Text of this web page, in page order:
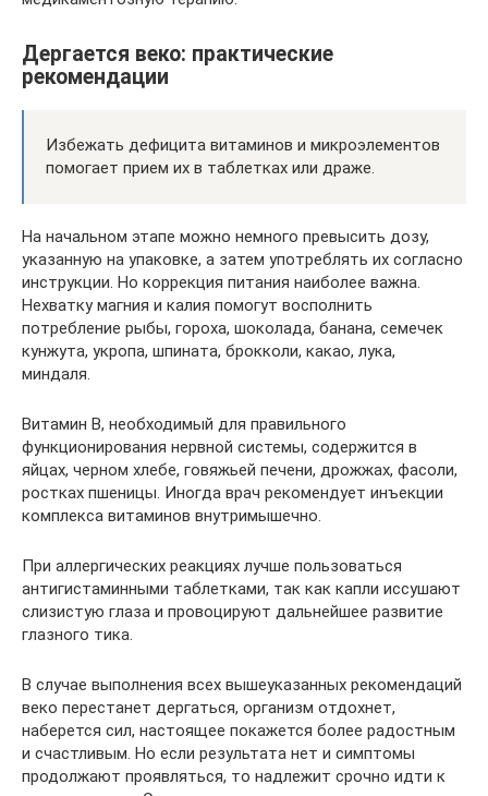
Дергается веко: практические
рекомендации
Избежать дефицита витаминов и микроэлементов
помогает прием их в таблетках или драже.
На начальном этапе можно немного превысить дозу,
указанную на упаковке, а затем употреблять их согласно
инструкции. Но коррекция питания наиболее важна.
Нехватку магния и калия помогут восполнить
потребление рыбы, гороха, шоколада, банана, семечек
кунжута, укропа, шпината, брокколи, какао, лука,
миндаля.
Витамин В, необходимый для правильного
функционирования нервной системы, содержится в
яйцах, черном хлебе, говяжьей печени, дрожжах, фасоли,
ростках пшеницы. Иногда врач рекомендует инъекции
комплекса витаминов внутримышечно.
При аллергических реакциях лучше пользоваться
антигистаминными таблетками, так как капли иссушают
слизистую глаза и провоцируют дальнейшее развитие
глазного тика.
В случае выполнения всех вышеуказанных рекомендаций
веко перестанет дергаться, организм отдохнет,
наберется сил, настоящее покажется более радостным
и счастливым. Но если результата нет и симптомы
продолжают проявляться, то надлежит срочно идти к